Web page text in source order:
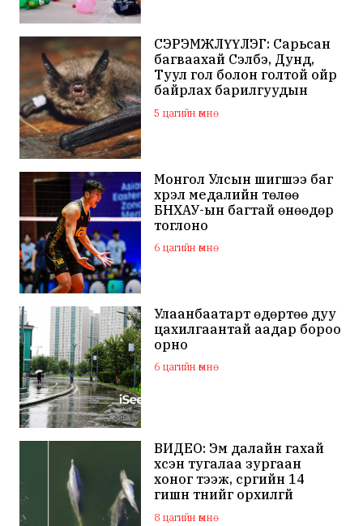
СЭРЭМЖЛҮҮЛЭГ: Сарьсан
багваахай Сэлбэ, Дунд,
Туул гол болон голтой ойр
байрлах барилгуудын
дээвэр зэрэг газарт ихээр
үүрлэж байна
5 цагийн өмнө
Монгол Улсын шигшээ баг
хүрэл медалийн төлөө
БНХАУ-ын багтай өнөөдөр
тоглоно
6 цагийн өмнө
Улаанбаатарт өдөртөө дуу
цахилгаантай аадар бороо
орно
6 цагийн өмнө
ВИДЕО: Эм далайн гахай
үхсэн тугалаа зургаан
хоног тээж, сүргийн 14
гишүүн түүнийг орхилгүй
сэлжээ
8 цагийн өмнө